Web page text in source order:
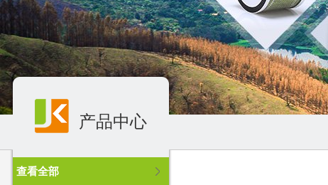
空气净化消毒机
产品中心
查看全部